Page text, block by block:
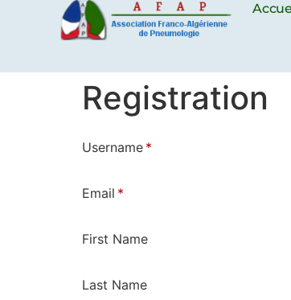
Registration
Username *
Email *
First Name
Last Name